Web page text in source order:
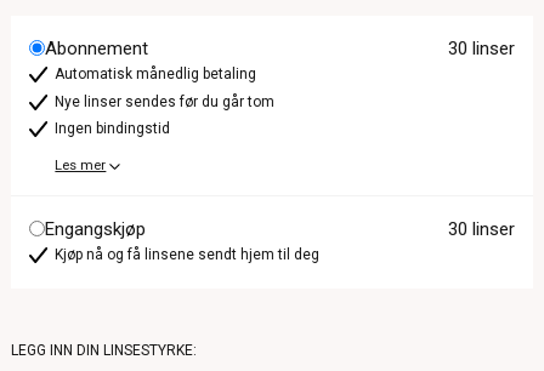
Abonnement 30 linser
Automatisk månedlig betaling
Nye linser sendes før du går tom
Ingen bindingstid
Les mer
Engangskjøp 30 linser
Kjøp nå og få linsene sendt hjem til deg
LEGG INN DIN LINSESTYRKE: